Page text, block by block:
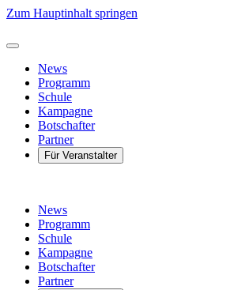
Zum Hauptinhalt springen
News
Programm
Schule
Kampagne
Botschafter
Partner
Für Veranstalter
News
Programm
Schule
Kampagne
Botschafter
Partner